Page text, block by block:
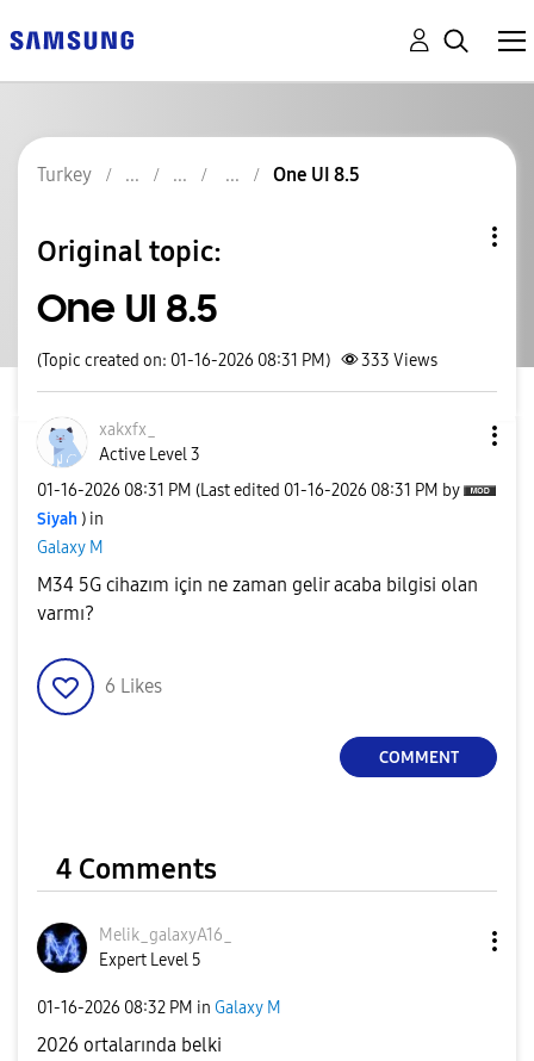
Turkey One UI 8.5
Original topic:
One UI 8.5
(Topic created on: 01-16-2026 08:31 PM) 333 Views
xakxfx_
Active Level 3
‎01-16-2026 08:31 PM (Last edited ‎01-16-2026 08:31 PM by
Siyah ) in
Galaxy M
M34 5G cihazım için ne zaman gelir acaba bilgisi olan
varmı?
6 Likes
COMMENT
4 Comments
Melik_galaxyA16
Expert Level 5
‎01-16-2026 08:32 PM in Galaxy M
2026 ortalarında belki